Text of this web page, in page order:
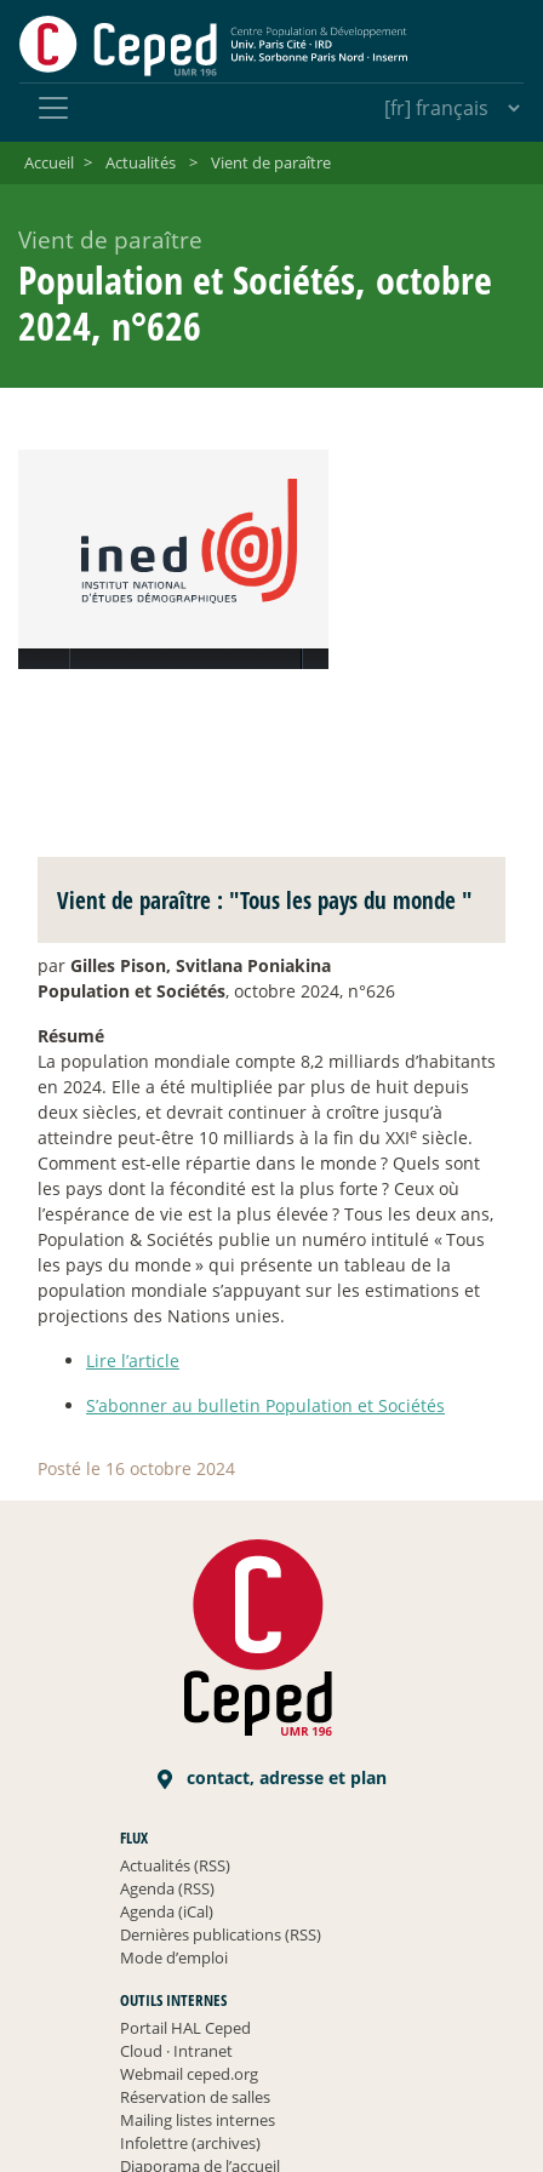
Accueil > Actualités > Vient de paraître
Vient de paraître
Population et Sociétés, octobre
2024, n°626
Vient de paraître : "Tous les pays du monde "
par Gilles Pison, Svitlana Poniakina
Population et Sociétés, octobre 2024, n°626
Résumé
La population mondiale compte 8,2 milliards d’habitants
en 2024. Elle a été multipliée par plus de huit depuis
deux siècles, et devrait continuer à croître jusqu’à
atteindre peut-être 10 milliards à la fin du XXIe siècle.
Comment est-elle répartie dans le monde ? Quels sont
les pays dont la fécondité est la plus forte ? Ceux où
l’espérance de vie est la plus élevée ? Tous les deux ans,
Population & Sociétés publie un numéro intitulé «Tous
les pays du monde » qui présente un tableau de la
population mondiale s’appuyant sur les estimations et
projections des Nations unies.
Lire l’article
S’abonner au bulletin Population et Sociétés
Posté le 16 octobre 2024
contact, adresse et plan
FLUX
Actualités (RSS)
Agenda (RSS)
Agenda (iCal)
Dernières publications (RSS)
Mode d’emploi
OUTILS INTERNES
Portail HAL Ceped
Cloud ·Intranet
Webmail ceped.org
Réservation de salles
Mailing listes internes
Infolettre (archives)
Diaporama de l’accueil